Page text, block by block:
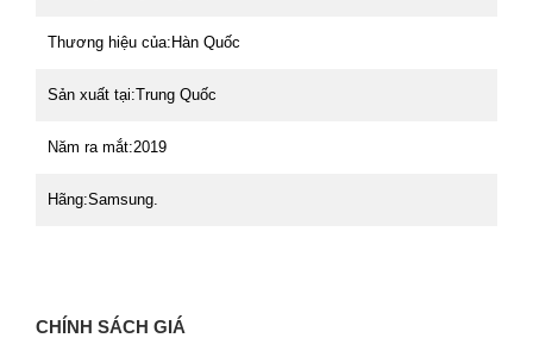
Thương hiệu của: Hàn Quốc
Sản xuất tại:Trung Quốc
Năm ra mắt:2019
Hãng:Samsung.
CHÍNH SÁCH GIÁ